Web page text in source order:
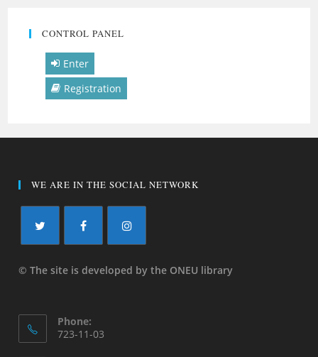
CONTROL PANEL
Enter
Registration
WE ARE IN THE SOCIAL NETWORK
© The site is developed by the ONEU library
Phone:
723-11-03